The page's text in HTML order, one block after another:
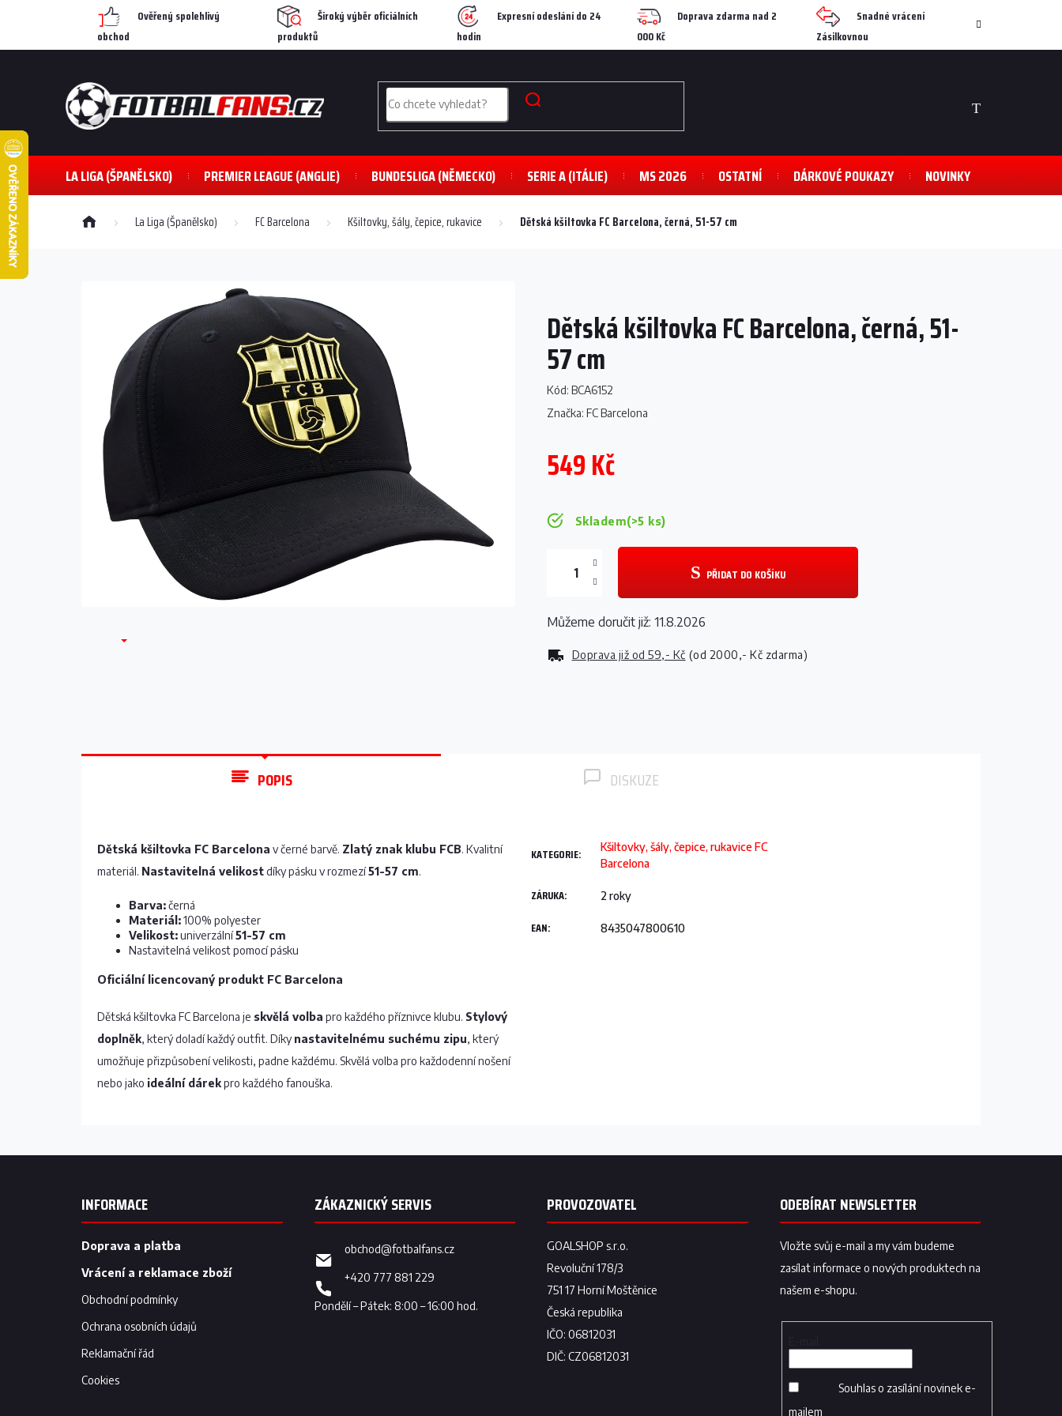
Ověřený spolehlivý
obchod
Široký výběr oficiálních
produktů
Expresní odeslání do 24
hodin
Doprava zdarma nad 2
000 Kč
Snadné vrácení
Zásilkovnou
NÁKUPNÍ
LA LIGA (ŠPANĚLSKO) PREMIER LEAGUE (ANGLIE) BUNDESLIGA (NĚMECKO) SERIE A (ITÁLIE) MS 2026 OSTATNÍ DÁRKOVÉ POUKAZY NOVINKY
Domů La Liga (Španělsko) FC Barcelona Kšiltovky, šály, čepice, rukavice Dětská kšiltovka FC Barcelona, černá, 51-57 cm
Dětská kšiltovka FC Barcelona, černá, 51-
57 cm
Kód: BCA6152
Značka: FC Barcelona
549 Kč
Skladem(>5 ks)
Doprava již od 59,- Kč (od 2000,- Kč zdarma)
PŘIDAT DO KOŠÍKU
Můžeme doručit již: 11.8.2026
POPIS DISKUZE
Dětská kšiltovka FC Barcelona v černé barvě. Zlatý znak klubu FCB. Kvalitní
materiál. Nastavitelná velikostdíky pásku v rozmezí51-57 cm.
Barva:černá
Materiál:100% polyester
Velikost:univerzální51-57 cm
Nastavitelná velikost pomocí pásku
Oficiální licencovaný produkt FC Barcelona
Dětská kšiltovka FC Barcelona je skvělá volba pro každého příznivce klubu. Stylový
doplněk, který doladí každý outfit. Díkynastavitelnému suchému zipu, který
umožňuje přizpůsobení velikosti, padne každému. Skvělá volba pro každodenní nošení
nebo jako ideální dárekpro každého fanouška.
KATEGORIE:
Kšiltovky, šály, čepice, rukavice FC
Barcelona
ZÁRUKA: 2 roky
EAN: 8435047800610
Z
INFORMACE
Doprava a platba
Vrácení a reklamace zboží
Obchodní podmínky
Ochrana osobních údajů
Reklamační řád
Cookies
obchod@fotbalfans.cz
+420 777 881 229
ODEBÍRAT NEWSLETTER
Vložte svůj e-mail a my vám budeme
zasílat informace o nových produktech na
našem e-shopu.
Souhlas o zasílání novinek e-
mailem